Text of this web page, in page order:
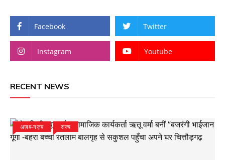
Facebook Twitter
Instagram Youtube
RECENT NEWS
अज़ब-गज़ब राज्य